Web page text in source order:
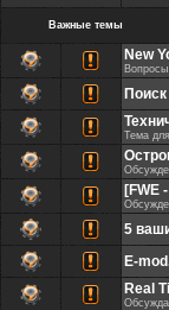
Важные темы
New
Тема
[FWE
5
E-
Real